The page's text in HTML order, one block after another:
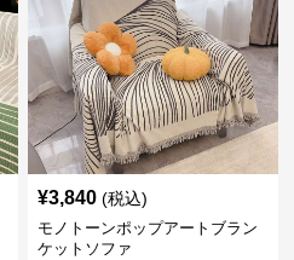
¥3,840 (税込)
モノトーンポップアートブラン
ケットソファ